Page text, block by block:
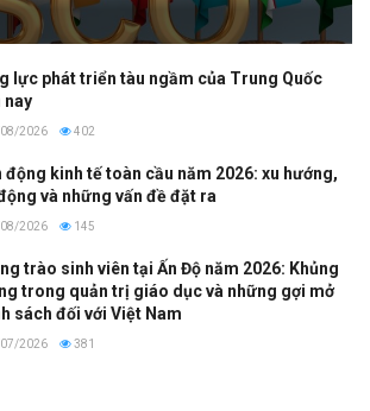
lực phát triển tàu ngầm của Trung Quốc
nay
2026 402
động kinh tế toàn cầu năm 2026: xu hướng,
và những vấn đề đặt ra
2026 145
trào sinh viên tại Ấn Độ năm 2026: Khủng
trong quản trị giáo dục và những gợi mở
sách đối với Việt Nam
2026 381